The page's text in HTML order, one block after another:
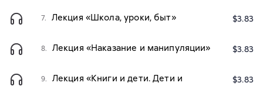
7. Лекция «Школа, уроки, быт» $3.83
8. Лекция «Наказание и манипуляции» $3.83
9.
Лекция «Книги и дети. Дети и
$3.83